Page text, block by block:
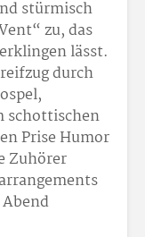
stürmisch
zu, das
lässt.
durch
schottischen
Prise Humor
Zuhörer